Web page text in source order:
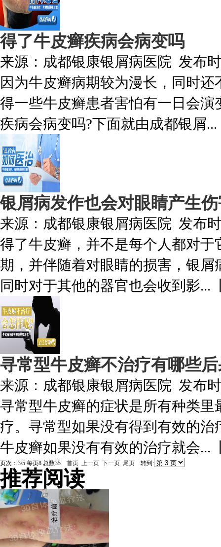
得了牛皮癣疾病会病变吗
来源： 成都银康银屑病医院 发布
因为牛皮癣病期较为漫长，同时
得一些牛皮癣患者害怕有一日会
疾病会病变吗?下面就由成都银屑...
银屑病发作也会对眼睛产生
来源： 成都银康银屑病医院 发布
得了牛皮癣，并不是每个人都对
期，并伴随着对眼睛的损害，银
同时对于其他的器官也会收到影...
寻常型牛皮癣不治疗有哪些
来源： 成都银康银屑病医院 发布
寻常型牛皮癣的症状是所有种类
疗。寻常型如果没有得到有效的
牛皮癣如果没有有效的治疗就会...
页次：3/5 每页8 总数35 首页 上一页 下一页 尾页 转到:
推荐阅读